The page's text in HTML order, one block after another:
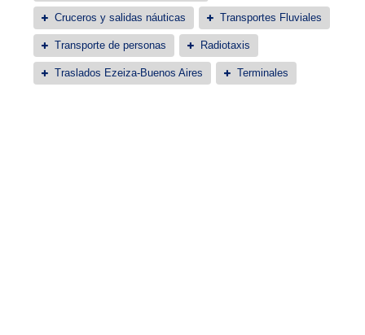
Cruceros y salidas náuticas Transportes Fluviales
Transporte de personas Radiotaxis
Traslados Ezeiza-Buenos Aires Terminales